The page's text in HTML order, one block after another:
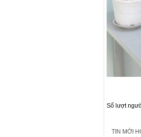
Số lượt
TIN MỚI